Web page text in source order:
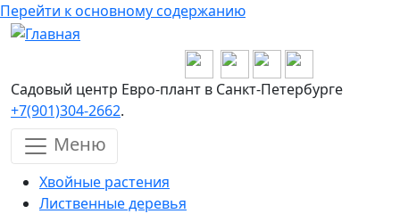
Перейти к основному содержанию
Садовый центр Евро-плант в Санкт-Петербурге
+7(901)304-2662.
Меню
Хвойные растения
Лиственные деревья